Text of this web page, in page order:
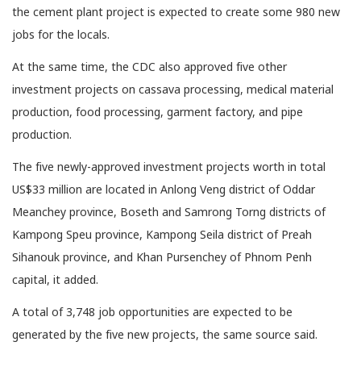
the cement plant project is expected to create some 980 new
jobs for the locals.
At the same time, the CDC also approved five other
investment projects on cassava processing, medical material
production, food processing, garment factory, and pipe
production.
The five newly-approved investment projects worth in total
US$33 million are located in Anlong Veng district of Oddar
Meanchey province, Boseth and Samrong Torng districts of
Kampong Speu province, Kampong Seila district of Preah
Sihanouk province, and Khan Pursenchey of Phnom Penh
capital, it added.
A total of 3,748 job opportunities are expected to be
generated by the five new projects, the same source said.